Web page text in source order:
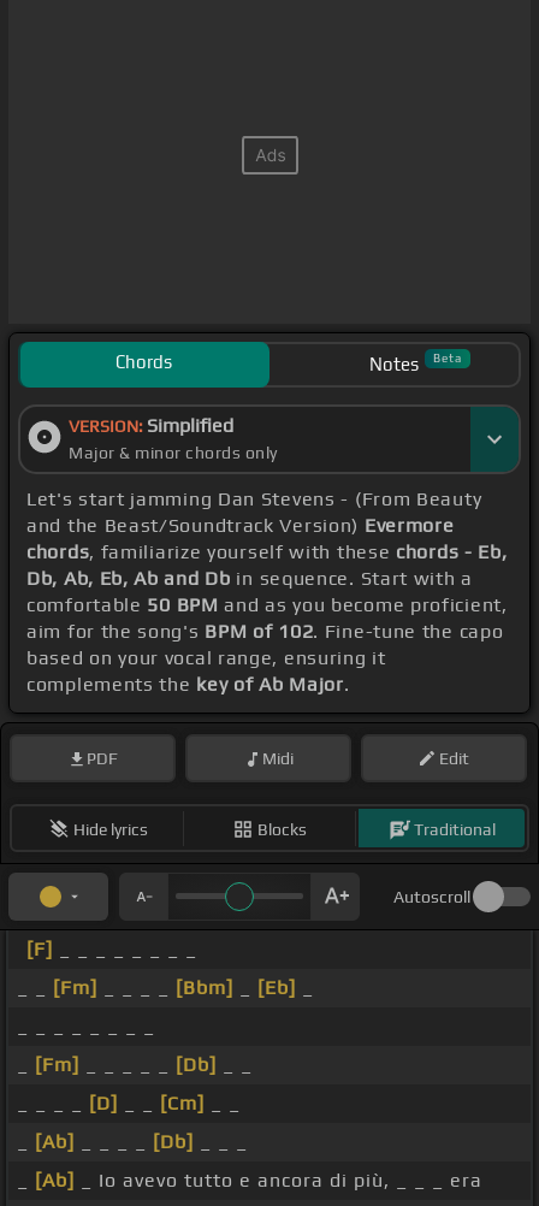
Chords Notes Beta
VERSION: Simplified
Major & minor chords only
Let's start jamming Dan Stevens - (From Beauty
and the Beast/Soundtrack Version) Evermore
chords, familiarize yourself with these chords - Eb,
Db, Ab, Eb, Ab and Db in sequence. Start with a
comfortable 50 BPM and as you become proficient,
aim for the song's BPM of 102. Fine-tune the capo
based on your vocal range, ensuring it
complements the key of Ab Major.
PDF Midi Edit
Hide lyrics Blocks Traditional
Autoscroll
[F]
[Fm] [Bbm] [Eb]
[Fm] [Db]
[D] [Cm]
[Ab] [Db]
[Ab]
_ Io avevo tutto e ancora di più, _ _ _ era